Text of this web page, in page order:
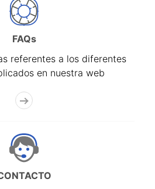
FAQs
referentes a los diferentes
en nuestra web